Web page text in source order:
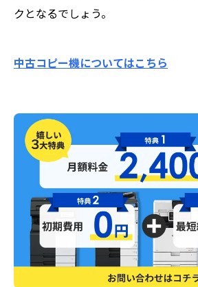
クとなるでしょう。
中古コピー機についてはこちら